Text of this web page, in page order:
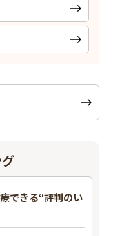
できる“評判のい